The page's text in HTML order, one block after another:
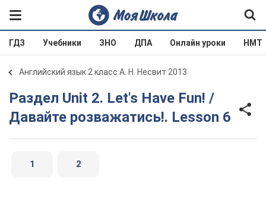
ГДЗ Учебники ЗНО ДПА Онлайн уроки НМТ
Английский язык 2 класс А. Н. Несвит 2013
Раздел Unit 2. Let's Have Fun! /
Давайте розважатись!. Lesson 6
1 2